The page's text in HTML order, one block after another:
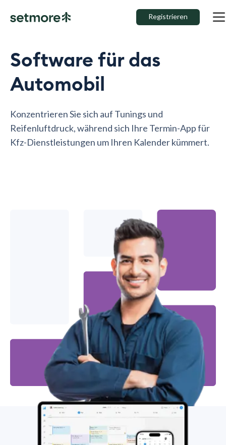
Registrieren
Software für das
Automobil
Konzentrieren Sie sich auf Tunings und
Reifenluftdruck, während sich Ihre Termin-App für
Kfz-Dienstleistungen um Ihren Kalender kümmert.